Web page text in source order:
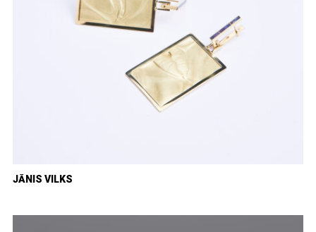
JĀNIS VILKS